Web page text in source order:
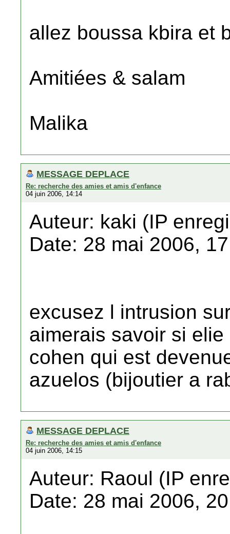
allez boussa kbira et
Amitiées & salam
Malika
MESSAGE DEPLACE
Re: recherche des amies et amis d'enfance
04 juin 2006, 14:14
Auteur: kaki (IP
Date: 28 mai 2006,
excusez l intrusion
aimerais savoir si
cohen qui est
azuelos (bijoutier a
MESSAGE DEPLACE
Re: recherche des amies et amis d'enfance
04 juin 2006, 14:15
Auteur: Raoul (IP
Date: 28 mai 2006,